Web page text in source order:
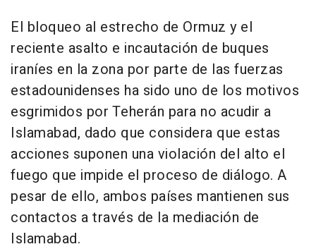
El bloqueo al estrecho de Ormuz y el
reciente asalto e incautación de buques
iraníes en la zona por parte de las fuerzas
estadounidenses ha sido uno de los motivos
esgrimidos por Teherán para no acudir a
Islamabad, dado que considera que estas
acciones suponen una violación del alto el
fuego que impide el proceso de diálogo. A
pesar de ello, ambos países mantienen sus
contactos a través de la mediación de
Islamabad.